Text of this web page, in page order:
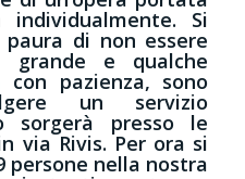
Si
di non essere
grande e qualche
con pazienza, sono
un servizio
sorgerà presso le
via Rivis. Per ora si
persone nella nostra